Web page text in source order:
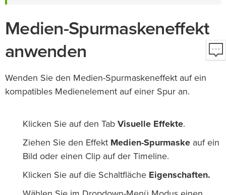
Medien-Spurmaskeneffekt
anwenden
Wenden Sie den Medien-Spurmaskeneffekt auf ein
kompatibles Medienelement auf einer Spur an.
Klicken Sie auf den Tab Visuelle Effekte.
Ziehen Sie den Effekt Medien-Spurmaske auf ein
Bild oder einen Clip auf der Timeline.
Klicken Sie auf die Schaltfläche Eigenschaften.